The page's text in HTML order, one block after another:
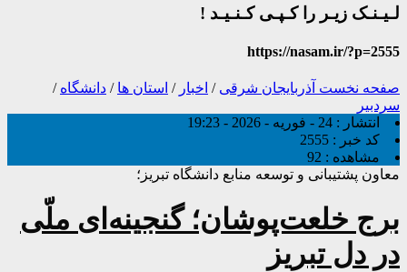
لـیـنـک زیـر را کـپـی کـنـیـد !
https://nasam.ir/?p=2555
صفحه نخست آذربایجان شرقی / اخبار / استان ها / دانشگاه /
سردبیر
انتشار : 24 - فوریه - 2026 - 19:23
کد خبر : 2555
مشاهده : 92
معاون پشتیبانی و توسعه منابع دانشگاه تبریز؛
برج خلعت‌پوشان؛ گنجینه‌ای ملّی
در دل تبریز